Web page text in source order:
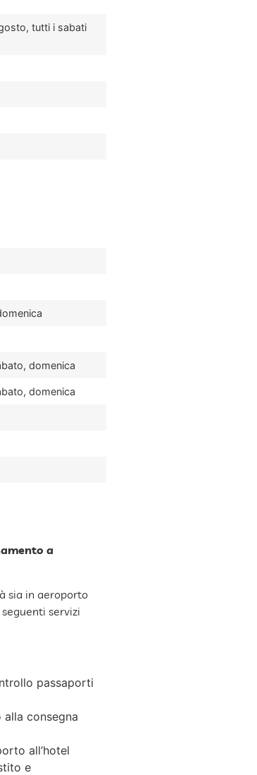
tutti i sabati
domenica
domenica
a
sia in aeroporto
servizi
passaporti
consegna
all’hotel
e